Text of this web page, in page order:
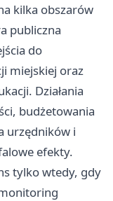
kilka obszarów
publiczna
do
miejskiej oraz
Działania
budżetowania
urzędników i
efekty.
tylko wtedy, gdy